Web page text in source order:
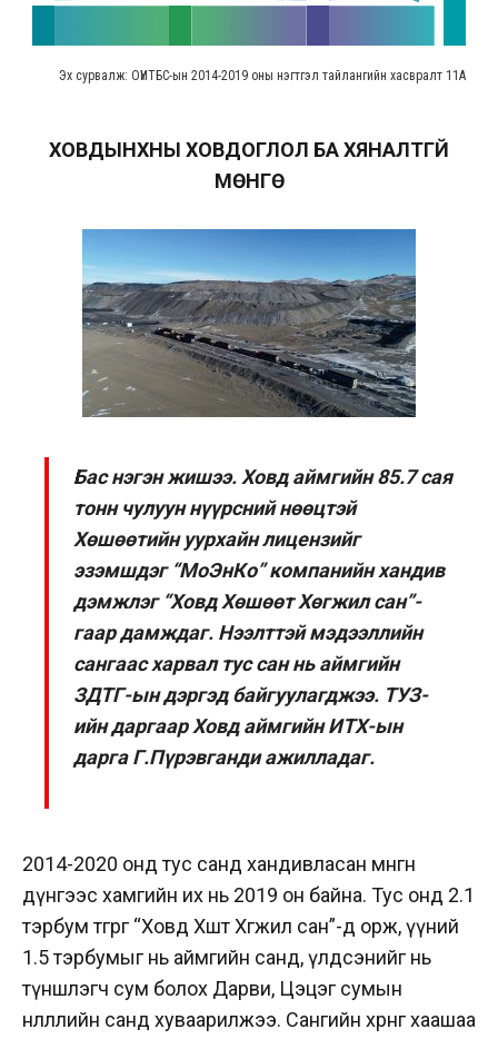
ХОВДЫНХНЫ ХОВДОГЛОЛ БА ХЯНАЛТГҮЙ
МӨНГӨ
Бас нэгэн жишээ. Ховд аймгийн 85.7 сая
тонн чулуун нүүрсний нөөцтэй
Хөшөөтийн уурхайн лицензийг
эзэмшдэг “МоЭнКо” компанийн хандив
дэмжлэг “Ховд Хөшөөт Хөгжил сан”-
гаар дамждаг. Нээлттэй мэдээллийн
сангаас харвал тус сан нь аймгийн
ЗДТГ-ын дэргэд байгуулагджээ. ТУЗ-
ийн даргаар Ховд аймгийн ИТХ-ын
дарга Г.Пүрэвганди ажилладаг.
2014-2020 онд тус санд хандивласан мөнгөн
дүнгээс хамгийн их нь 2019 он байна. Тус онд 2.1
тэрбум төгрөг “Ховд Хөшөөт Хөгжил сан”-д орж, үүний
1.5 тэрбумыг нь аймгийн санд, үлдсэнийг нь
түншлэгч сум болох Дарви, Цэцэг сумын
нөлөөллийн санд хуваарилжээ. Сангийн хөрөнгө хаашаа